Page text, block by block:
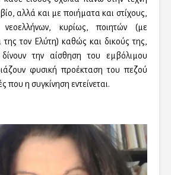
αλλά και με ποιήματα και στίχους,
νεοελλήνων, κυρίως, ποιητών (με
τον Ελύτη) καθώς και δικούς της,
την αίσθηση του εμβόλιμου
φυσική προέκταση του πεζού
που η συγκίνηση εντείνεται.